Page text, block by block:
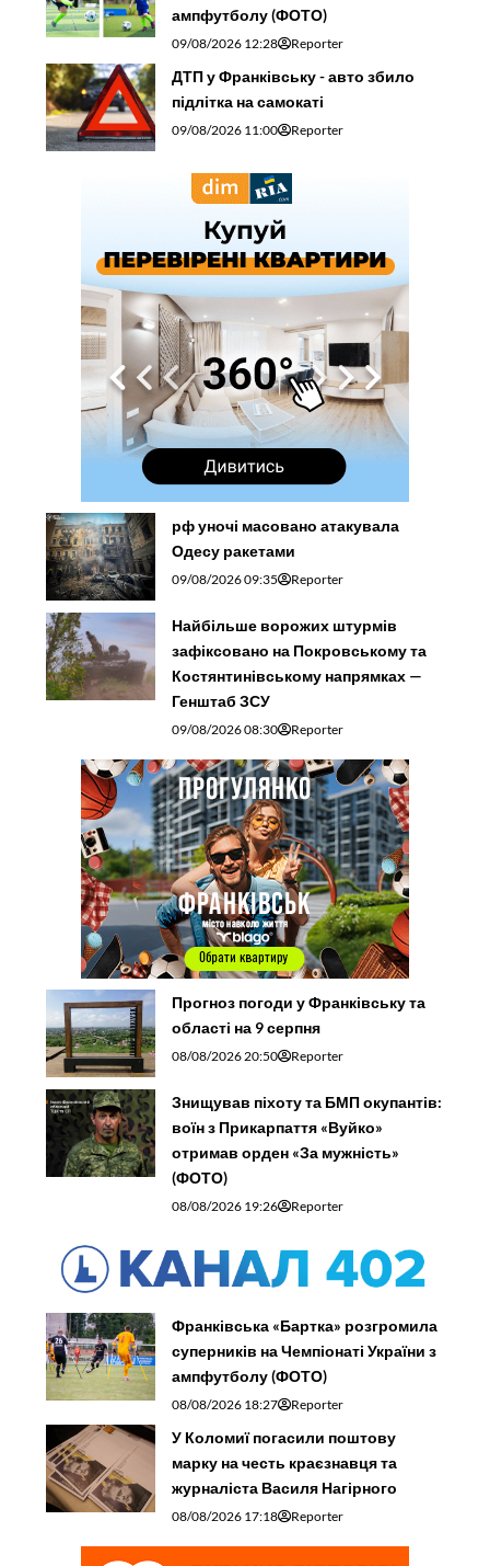
ампфутболу (ФОТО)
09/08/2026 12:28 Reporter
ДТП у Франківську - авто збило
підлітка на самокаті
09/08/2026 11:00 Reporter
рф уночі масовано атакувала
Одесу ракетами
09/08/2026 09:35 Reporter
Найбільше ворожих штурмів
зафіксовано на Покровському та
Костянтинівському напрямках —
Генштаб ЗСУ
09/08/2026 08:30 Reporter
Прогноз погоди у Франківську та
області на 9 серпня
08/08/2026 20:50 Reporter
Знищував піхоту та БМП окупантів:
воїн з Прикарпаття «Вуйко»
отримав орден «За мужність»
(ФОТО)
08/08/2026 19:26 Reporter
Франківська «Бартка» розгромила
суперників на Чемпіонаті України з
ампфутболу (ФОТО)
08/08/2026 18:27 Reporter
У Коломиї погасили поштову
марку на честь краєзнавця та
журналіста Василя Нагірного
08/08/2026 17:18 Reporter